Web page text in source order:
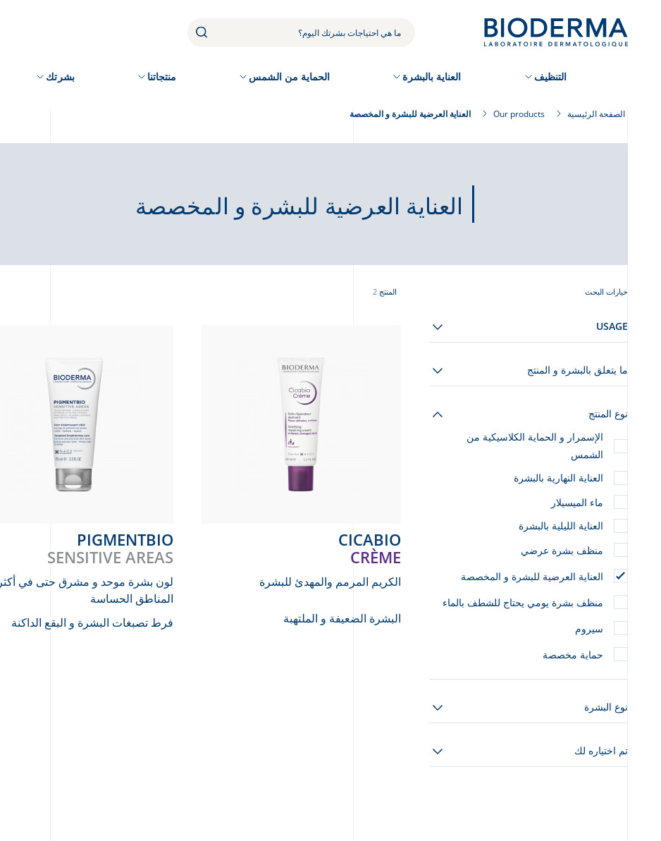
التنظيف العناية بالبشرة الحماية من الشمس منتجاتنا بشرتك
الصفحة الرئيسية Our products العناية العرضية للبشرة و المخصصة
العناية العرضية للبشرة و المخصصة
خيارات البحث المنتج 2
USAGE
ما يتعلق بالبشرة و المنتج
نوع المنتج
الإسمرار و الحماية الكلاسيكية من
الشمس
العناية النهارية بالبشرة
ماء الميسيلار
العناية الليلية بالبشرة
منظف بشرة عرضي
العناية العرضية للبشرة و المخصصة
منظف بشرة يومي يحتاج للشطف بالماء
سيروم
حماية مخصصة
نوع البشرة
تم اختياره لك
CICABIO
CRÈME
الكريم المرمم والمهدئ للبشرة
البشرة الضعيفة و الملتهبة
PIGMENTBIO
SENSITIVE AREAS
لون بشرة موحد و مشرق حتى في أكثر
المناطق الحساسة
فرط تصبغات البشرة و البقع الداكنة